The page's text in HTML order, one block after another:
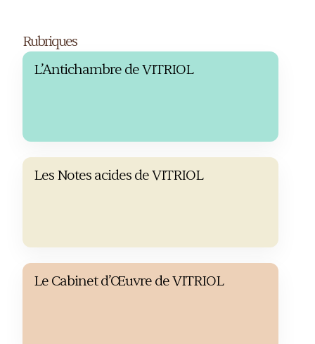
Rubriques
L’Antichambre de VITRIOL
Les Notes acides de VITRIOL
Le Cabinet d’Œuvre de VITRIOL